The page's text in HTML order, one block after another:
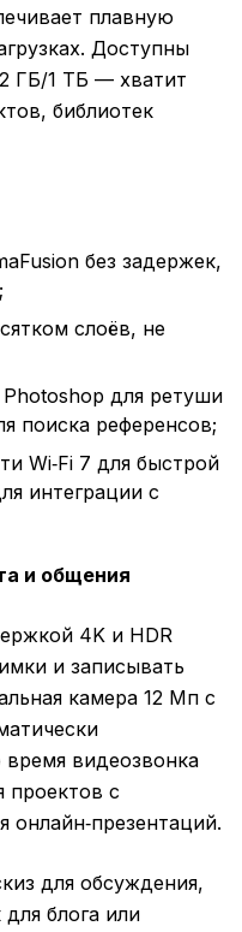
плавную
Доступны
ГБ/1 ТБ — хватит
библиотек
без задержек,
слоёв, не
для ретуши
поиска референсов;
Wi‑Fi 7 для быстрой
интеграции с
и общения
4K и HDR
и записывать
камера 12 Мп с
видеозвонка
проектов с
онлайн‑презентаций.
для обсуждения,
блога или